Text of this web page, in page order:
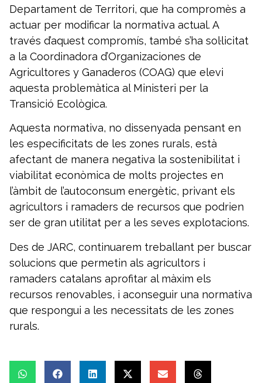
Departament de Territori, que ha compromès a
actuar per modificar la normativa actual. A
través d’aquest compromís, també s’ha sol·licitat
a la Coordinadora d’Organizaciones de
Agricultores y Ganaderos (COAG) que elevi
aquesta problemàtica al Ministeri per la
Transició Ecològica.
Aquesta normativa, no dissenyada pensant en
les especificitats de les zones rurals, està
afectant de manera negativa la sostenibilitat i
viabilitat econòmica de molts projectes en
l’àmbit de l’autoconsum energètic, privant els
agricultors i ramaders de recursos que podrien
ser de gran utilitat per a les seves explotacions.
Des de JARC, continuarem treballant per buscar
solucions que permetin als agricultors i
ramaders catalans aprofitar al màxim els
recursos renovables, i aconseguir una normativa
que respongui a les necessitats de les zones
rurals.